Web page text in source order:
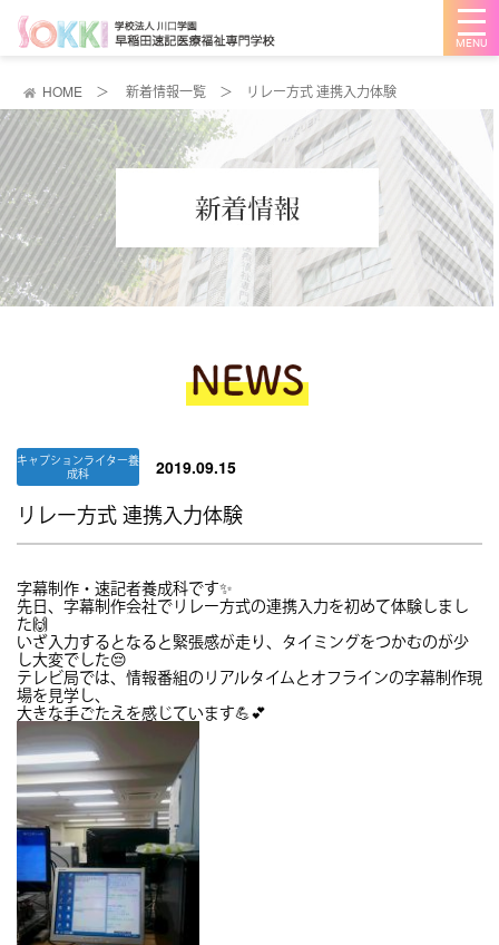
メ
ニ
ュ
ー
HOME ＞ 新着情報一覧 ＞ リレー方式 連携入力体験
キャプションライター養
成科
2019.09.15
リレー方式 連携入力体験
字幕制作・速記者養成科です✨
先日、字幕制作会社でリレー方式の連携入力を初めて体験しまし
た🙌
いざ入力するとなると緊張感が走り、タイミングをつかむのが少
し大変でした😔
テレビ局では、情報番組のリアルタイムとオフラインの字幕制作現
場を見学し、
大きな手ごたえを感じています💪💕